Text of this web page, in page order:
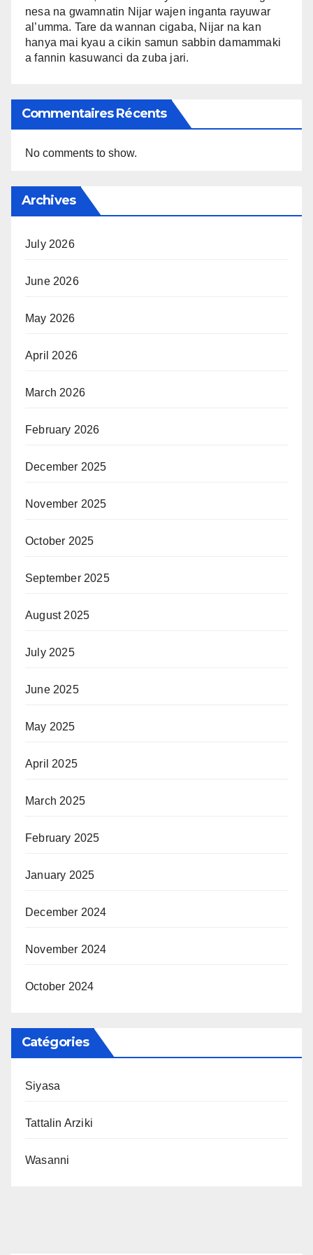
nesa na gwamnatin Nijar wajen inganta rayuwar
al’umma. Tare da wannan cigaba, Nijar na kan
hanya mai kyau a cikin samun sabbin damammaki
a fannin kasuwanci da zuba jari.
Commentaires Récents
No comments to show.
Archives
July 2026
June 2026
May 2026
April 2026
March 2026
February 2026
December 2025
November 2025
October 2025
September 2025
August 2025
July 2025
June 2025
May 2025
April 2025
March 2025
February 2025
January 2025
December 2024
November 2024
October 2024
Catégories
Siyasa
Tattalin Arziki
Wasanni